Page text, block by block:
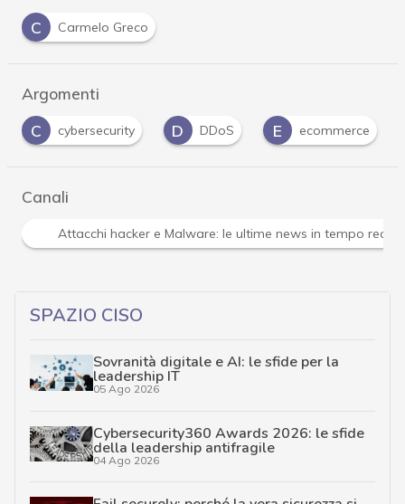
C
Carmelo Greco
Argomenti
C
cybersecurity D DDoS E ecommerce
Canali
Attacchi hacker e Malware: le ultime news in tempo
SPAZIO CISO
Sovranità digitale e AI: le sfide per la
leadership IT
05 Ago 2026
Cybersecurity360 Awards 2026: le sfide
della leadership antifragile
04 Ago 2026